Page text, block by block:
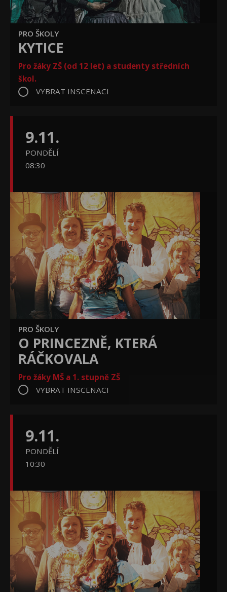
PRO ŠKOLY
KYTICE
Pro žáky ZŠ (od 12 let) a studenty středních
škol.
VYBRAT INSCENACI
9.11.
PONDĚLÍ
08:30
PRO ŠKOLY
O PRINCEZNĚ, KTERÁ
RÁČKOVALA
Pro žáky MŠ a 1. stupně ZŠ
VYBRAT INSCENACI
9.11.
PONDĚLÍ
10:30